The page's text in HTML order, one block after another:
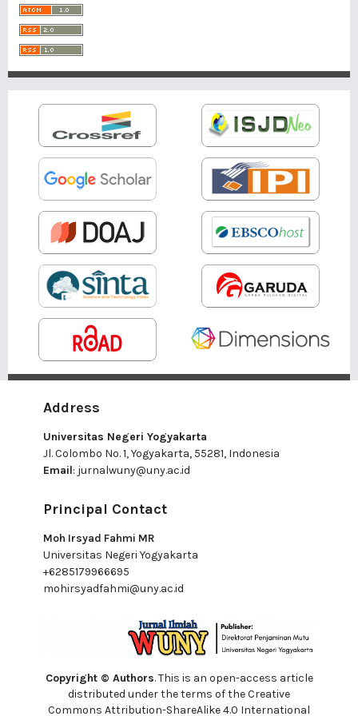
Address
Universitas Negeri Yogyakarta
Jl. Colombo No. 1, Yogyakarta, 55281, Indonesia
Email: jurnalwuny@uny.ac.id
Principal Contact
Moh Irsyad Fahmi MR
Universitas Negeri Yogyakarta
+6285179966695
mohirsyadfahmi@uny.ac.id
Copyright © Authors. This is an open-access article
distributed under the terms of the Creative
Commons Attribution-ShareAlike 4.0 International